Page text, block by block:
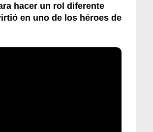
hacer un rol diferente
en uno de los héroes de